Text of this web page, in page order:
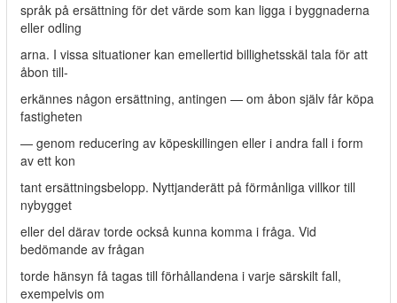
språk på ersättning för det värde som kan ligga i byggnaderna
eller odling­
arna. I vissa situationer kan emellertid billighetsskäl tala för att
åbon till-
erkännes någon ersättning, antingen — om åbon själv får köpa
fastigheten
— genom reducering av köpeskillingen eller i andra fall i form
av ett kon­
tant ersättningsbelopp. Nyttjanderätt på förmånliga villkor till
nybygget
eller del därav torde också kunna komma i fråga. Vid
bedömande av frågan
torde hänsyn få tagas till förhållandena i varje särskilt fall,
exempelvis om